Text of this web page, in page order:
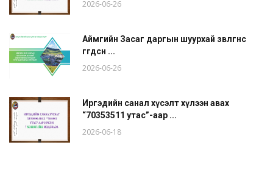
2026-06-26
Аймгийн Засаг даргын шуурхай зөвлөгөөнөөс
өгөгдсөн ...
2026-06-26
Иргэдийн санал хүсэлт хүлээн авах
“70353511 утас”-аар ...
2026-06-18